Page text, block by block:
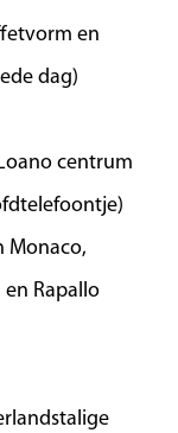
weelde
steile
van
San Remo,
Dit
is
de
en
dag)
centrum
Monaco,
en Rapallo